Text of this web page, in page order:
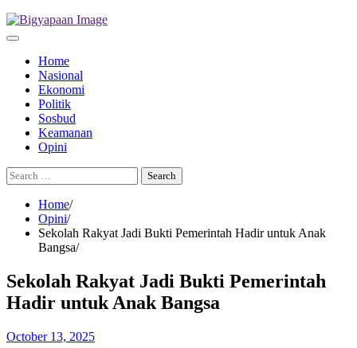
Home
Nasional
Ekonomi
Politik
Sosbud
Keamanan
Opini
Search
for:
Home
Opini
Sekolah Rakyat Jadi Bukti Pemerintah Hadir untuk Anak
Bangsa
Sekolah Rakyat Jadi Bukti Pemerintah
Hadir untuk Anak Bangsa
October 13, 2025